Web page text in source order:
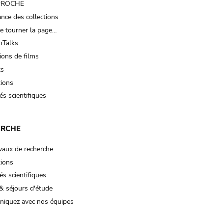
des collections
tourner la page…
de films
scientifiques
de recherche
scientifiques
séjours d'étude
avec nos équipes